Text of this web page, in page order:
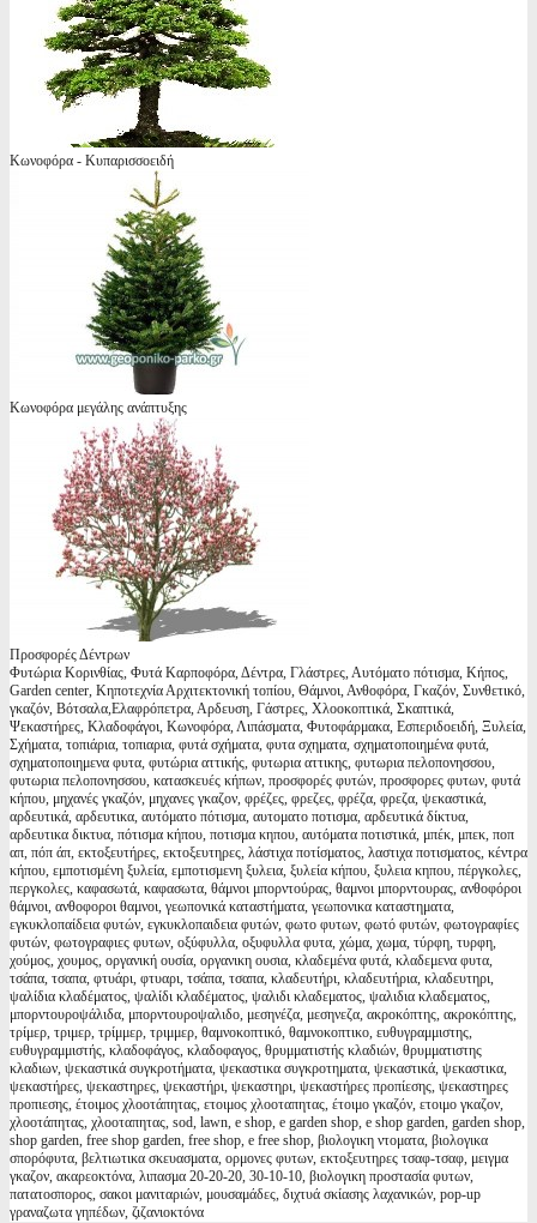
Κωνοφόρα - Κυπαρισσοειδή
Κωνοφόρα μεγάλης ανάπτυξης
Προσφορές Δέντρων
Φυτώρια Κορινθίας, Φυτά Καρποφόρα, Δέντρα, Γλάστρες, Αυτόματο πότισμα, Κήπος,
Garden center, Κηποτεχνία Αρχιτεκτονική τοπίου, Θάμνοι, Ανθοφόρα, Γκαζόν, Συνθετικό,
γκαζόν, Βότσαλα,Ελαφρόπετρα, Αρδευση, Γάστρες, Χλοοκοπτικά, Σκαπτικά,
Ψεκαστήρες, Κλαδοφάγοι, Κωνοφόρα, Λιπάσματα, Φυτοφάρμακα, Εσπεριδοειδή, Ξυλεία,
Σχήματα, τοπιάρια, τοπιαρια, φυτά σχήματα, φυτα σχηματα, σχηματοποιημένα φυτά,
σχηματοποιημενα φυτα, φυτώρια αττικής, φυτωρια αττικης, φυτωρια πελοπονησσου,
φυτωρια πελοπονησσου, κατασκευές κήπων, προσφορές φυτών, προσφορες φυτων, φυτά
κήπου, μηχανές γκαζόν, μηχανες γκαζον, φρέζες, φρεζες, φρέζα, φρεζα, ψεκαστικά,
αρδευτικά, αρδευτικα, αυτόματο πότισμα, αυτοματο ποτισμα, αρδευτικά δίκτυα,
αρδευτικα δικτυα, πότισμα κήπου, ποτισμα κηπου, αυτόματα ποτιστικά, μπέκ, μπεκ, ποπ
απ, πόπ άπ, εκτοξευτήρες, εκτοξευτηρες, λάστιχα ποτίσματος, λαστιχα ποτισματος, κέντρα
κήπου, εμποτισμένη ξυλεία, εμποτισμενη ξυλεια, ξυλεία κήπου, ξυλεια κηπου, πέργκολες,
περγκολες, καφασωτά, καφασωτα, θάμνοι μπορντούρας, θαμνοι μπορντουρας, ανθοφόροι
θάμνοι, ανθοφοροι θαμνοι, γεωπονικά καταστήματα, γεωπονικα καταστηματα,
εγκυκλοπαίδεια φυτών, εγκυκλοπαιδεια φυτών, φωτο φυτων, φωτό φυτών, φωτογραφίες
φυτών, φωτογραφιες φυτων, οξύφυλλα, οξυφυλλα φυτα, χώμα, χωμα, τύρφη, τυρφη,
χούμος, χουμος, οργανική ουσία, οργανικη ουσια, κλαδεμένα φυτά, κλαδεμενα φυτα,
τσάπα, τσαπα, φτυάρι, φτυαρι, τσάπα, τσαπα, κλαδευτήρι, κλαδευτήρια, κλαδευτηρι,
ψαλίδια κλαδέματος, ψαλίδι κλαδέματος, ψαλιδι κλαδεματος, ψαλιδια κλαδεματος,
μπορντουροψάλιδα, μπορντουροψαλιδο, μεσηνέζα, μεσηνεζα, ακροκόπτης, ακροκόπτης,
τρίμερ, τριμερ, τρίμμερ, τριμμερ, θαμνοκοπτικό, θαμνοκοπτικο, ευθυγραμμιστης,
ευθυγραμμιστής, κλαδοφάγος, κλαδοφαγος, θρυμματιστής κλαδιών, θρυμματιστης
κλαδιων, ψεκαστικά συγκροτήματα, ψεκαστικα συγκροτηματα, ψεκαστικά, ψεκαστικα,
ψεκαστήρες, ψεκαστηρες, ψεκαστήρι, ψεκαστηρι, ψεκαστήρες προπίεσης, ψεκαστηρες
προπιεσης, έτοιμος χλοοτάπητας, ετοιμος χλοοταπητας, έτοιμο γκαζόν, ετοιμο γκαζον,
χλοοτάπητας, χλοοταπητας, sod, lawn, e shop, e garden shop, e shop garden, garden shop,
shop garden, free shop garden, free shop, e free shop, βιολογικη ντοματα, βιολογικα
σπορόφυτα, βελτιωτικα σκευασματα, ορμονες φυτων, εκτοξευτηρες τσαφ-τσαφ, μειγμα
γκαζον, ακαρεοκτόνα, λιπασμα 20-20-20, 30-10-10, βιολογικη προστασία φυτων,
πατατοσπορος, σακοι μανιταριών, μουσαμάδες, διχτυά σκίασης λαχανικών, pop-up
γραναζωτα γηπέδων, ζιζανιοκτόνα